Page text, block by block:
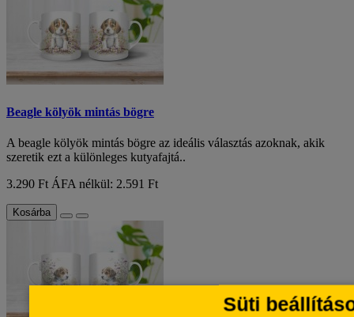
Beagle kölyök mintás bögre
A beagle kölyök mintás bögre az ideális választás azoknak, akik
szeretik ezt a különleges kutyafajtá..
3.290 Ft ÁFA nélkül: 2.591 Ft
Kosárba
Süti